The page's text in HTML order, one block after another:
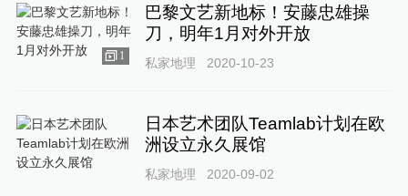
1
巴黎文艺新地标！安藤忠雄操
刀，明年1月对外开放
私家地理 2020-10-23
日本艺术团队Teamlab计划在欧
洲设立永久展馆
私家地理 2020-09-02